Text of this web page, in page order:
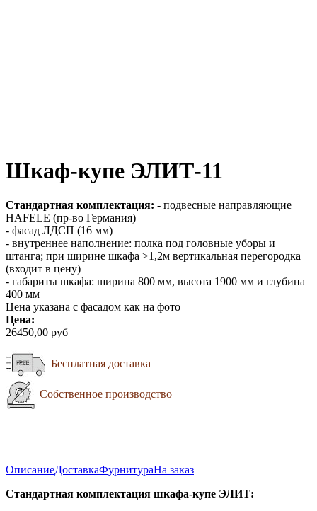
Шкаф-купе ЭЛИТ-11
Стандартная комплектация: - подвесные направляющие
HAFELE (пр-во Германия)
- фасад ЛДСП (16 мм)
- внутреннее наполнение: полка под головные уборы и
штанга; при ширине шкафа >1,2м вертикальная перегородка
(входит в цену)
- габариты шкафа: ширина 800 мм, высота 1900 мм и глубина
400 мм
Цена указана с фасадом как на фото
Цена:
26450,00 руб
Бесплатная доставка
Собственное производство
ОписаниеДоставкаФурнитураНа заказ
Стандартная комплектация шкафа-купе ЭЛИТ: